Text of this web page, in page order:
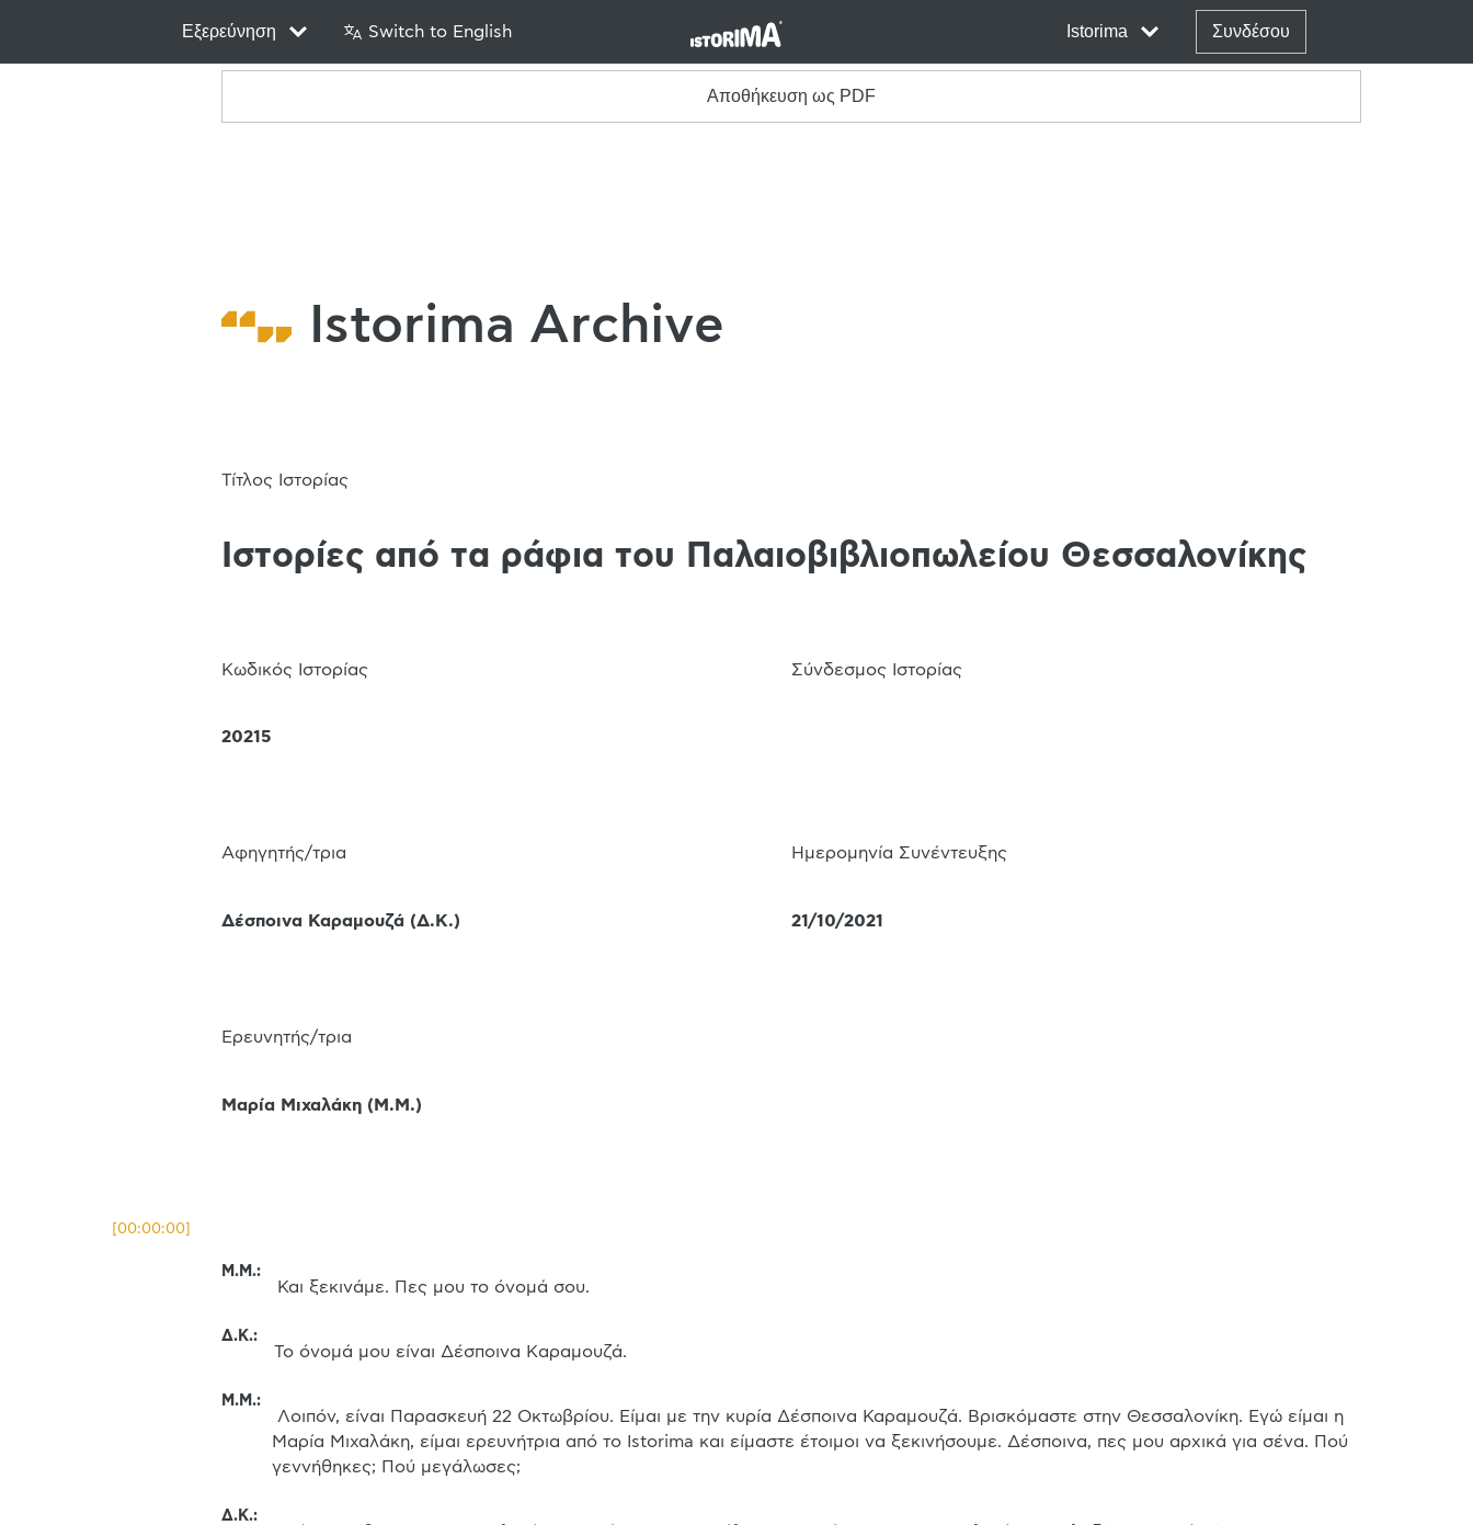
Εξερεύνηση Switch to English Istorima Συνδέσου
Αποθήκευση ως PDF
Istorima Archive
Τίτλος Ιστορίας
Ιστορίες από τα ράφια του Παλαιοβιβλιοπωλείου Θεσσαλονίκης
Κωδικός Ιστορίας
20215
Σύνδεσμος Ιστορίας
Αφηγητής/τρια
Δέσποινα Καραμουζά (Δ.Κ.)
Ημερομηνία Συνέντευξης
21/10/2021
Ερευνητής/τρια
Μαρία Μιχαλάκη (Μ.Μ.)
[00:00:00]
Μ.Μ.:
Και ξεκινάμε. Πες μου το όνομά σου.
Δ.Κ.:
Το όνομά μου είναι Δέσποινα Kαραμουζά.
Μ.Μ.:
Μαρία Μιχαλάκη, είμαι ερευνήτρια από το Istorima και είμαστε έτοιμοι να ξεκινήσουμε. Δέσποινα, πες μου αρχικά για σένα. Πού
γεννήθηκες; Πού μεγάλωσες;
Δ.Κ.: